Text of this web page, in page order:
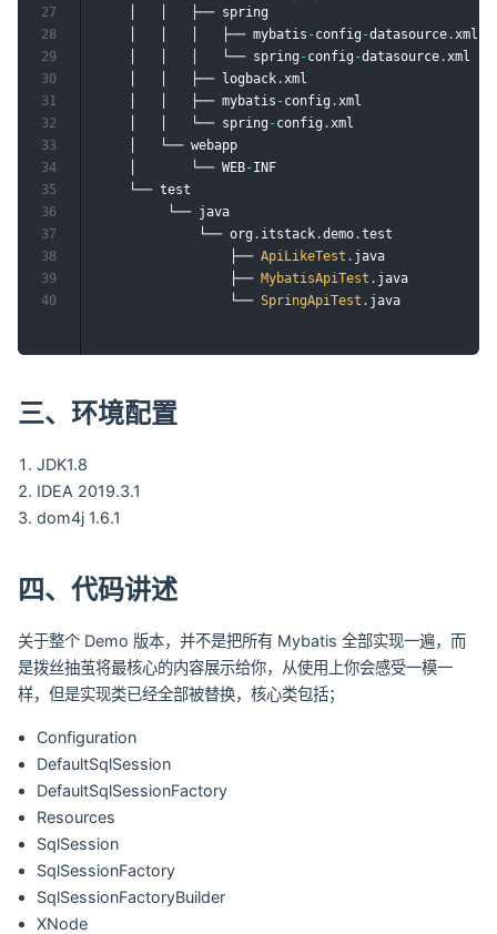
    │   │   ├── spring
    │   │   │   ├── mybatis
- config -datasource .xml
    │   │   │   └── spring
- config -datasource .xml
    │   │   ├── logback
.xml
    │   │   ├── mybatis
- config .xml
    │   │   └── spring
- config .xml
    │   └── webapp
    │       └── WEB
- INF
    └── test
         └── java
             └── org
. itstack .demo .test
                 ├──
ApiLikeTest . java
                 ├──
MybatisApiTest . java
                 └──
SpringApiTest .
27
28
29
30
31
32
33
34
35
36
37
38
39
40
三、环境配置
JDK1.8
IDEA 2019.3.1
dom4j 1.6.1
四、代码讲述
关于整个 Demo 版本，并不是把所有 Mybatis 全部实现一遍，而
是拨丝抽茧将最核心的内容展示给你，从使用上你会感受一模一
样，但是实现类已经全部被替换，核心类包括；
Configuration
DefaultSqlSession
DefaultSqlSessionFactory
Resources
SqlSession
SqlSessionFactory
SqlSessionFactoryBuilder
XNode